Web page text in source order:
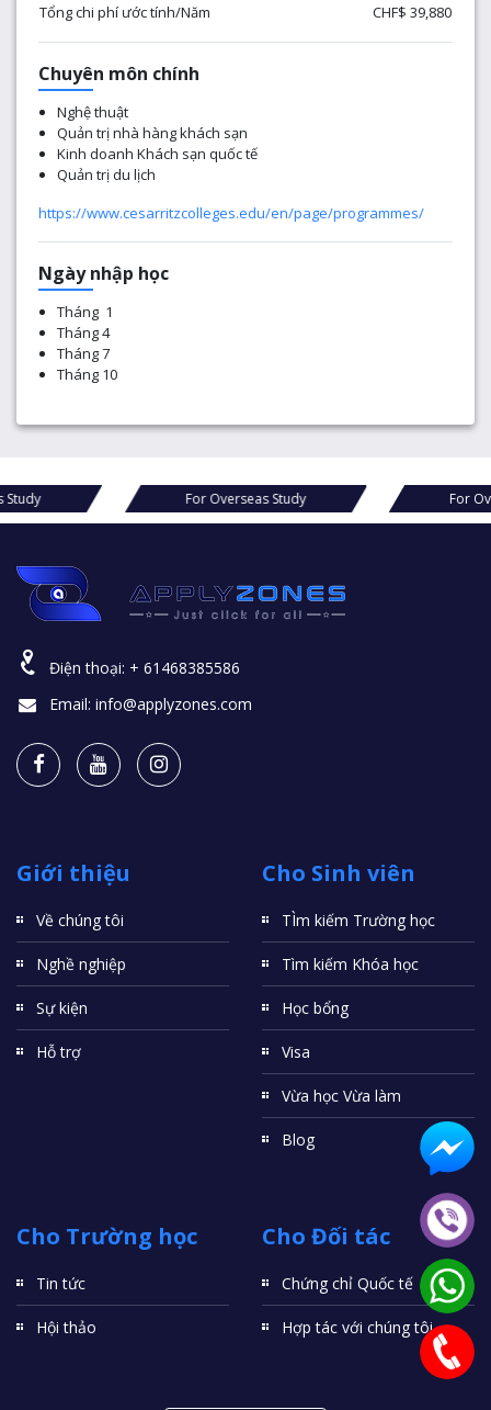
Tổng chi phí ước tính/Năm
CHF$ 39,880
Chuyên môn chính
Nghệ thuật
Quản trị nhà hàng khách sạn
Kinh doanh Khách sạn quốc tế
Quản trị du lịch
https://www.cesarritzcolleges.edu/en/page/programmes/
Ngày nhập học
Tháng 1
Tháng 4
Tháng 7
Tháng 10
For Overseas Study For
Điện thoại: + 61468385586
Email: info@applyzones.com
Giới thiệu
Về chúng tôi
Nghề nghiệp
Sự kiện
Hỗ trợ
Cho Sinh viên
TÌm kiếm Trường học
Tìm kiếm Khóa học
Học bổng
Visa
Vừa học Vừa làm
Blog
Cho Trường học
Tin tức
Hội thảo
Cho Đối tác
Chứng chỉ Quốc tế
Hợp tác với chúng tôi